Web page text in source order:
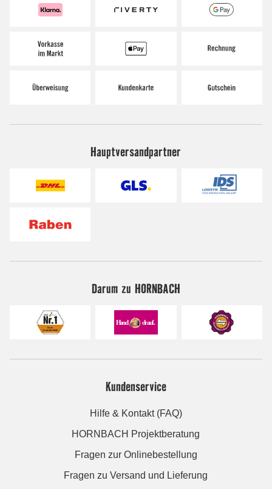
Hauptversandpartner
Darum zu HORNBACH
Kundenservice
Hilfe & Kontakt (FAQ)
HORNBACH Projektberatung
Fragen zur Onlinebestellung
Fragen zu Versand und Lieferung